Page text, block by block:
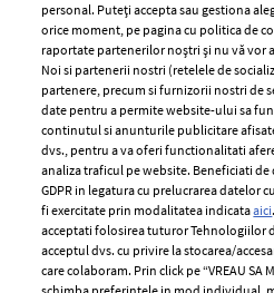
Jeff Bezos își vinde iahtul în
valoare de 500 de milioane de
dolari. Ce sumă a cerut
miliardarul pentru nava sa, Koru
personal. Puteți accepta sau gestiona
orice moment, pe pagina cu politica de
raportate partenerilor noștri și nu vă vor
Noi si partenerii nostri (retelele de
partenere, precum si furnizorii nostri de
date pentru a permite website-ului sa
continutul si anunturile publicitare
dvs., pentru a va oferi functionalitati
analiza traficul pe website. Beneficiati
GDPR in legatura cu prelucrarea datelor
fi exercitate prin modalitatea indicataaici
acceptati folosirea tuturor Tehnologiilor
acceptul dvs. cu privire la stocarea/
care colaboram. Prin click pe “VREAU SA